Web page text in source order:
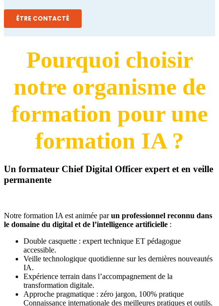
Pourquoi choisir
notre organisme de
formation pour une
formation IA ?
Un formateur Chief Digital Officer expert et en veille
permanente
Notre formation IA est animée parun professionnel reconnu dans
le domaine du digital et de l’intelligence artificielle :
Double casquette : expert technique ET pédagogue
accessible.
Veille technologique quotidienne sur les dernières nouveautés
IA.
Expérience terrain dans l’accompagnement de la
transformation digitale.
Approche pragmatique : zéro jargon, 100% pratique
Connaissance internationale des meilleures pratiques et outils.